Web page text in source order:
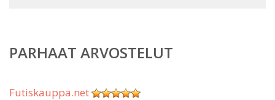
PARHAAT ARVOSTELUT
Futiskauppa.net